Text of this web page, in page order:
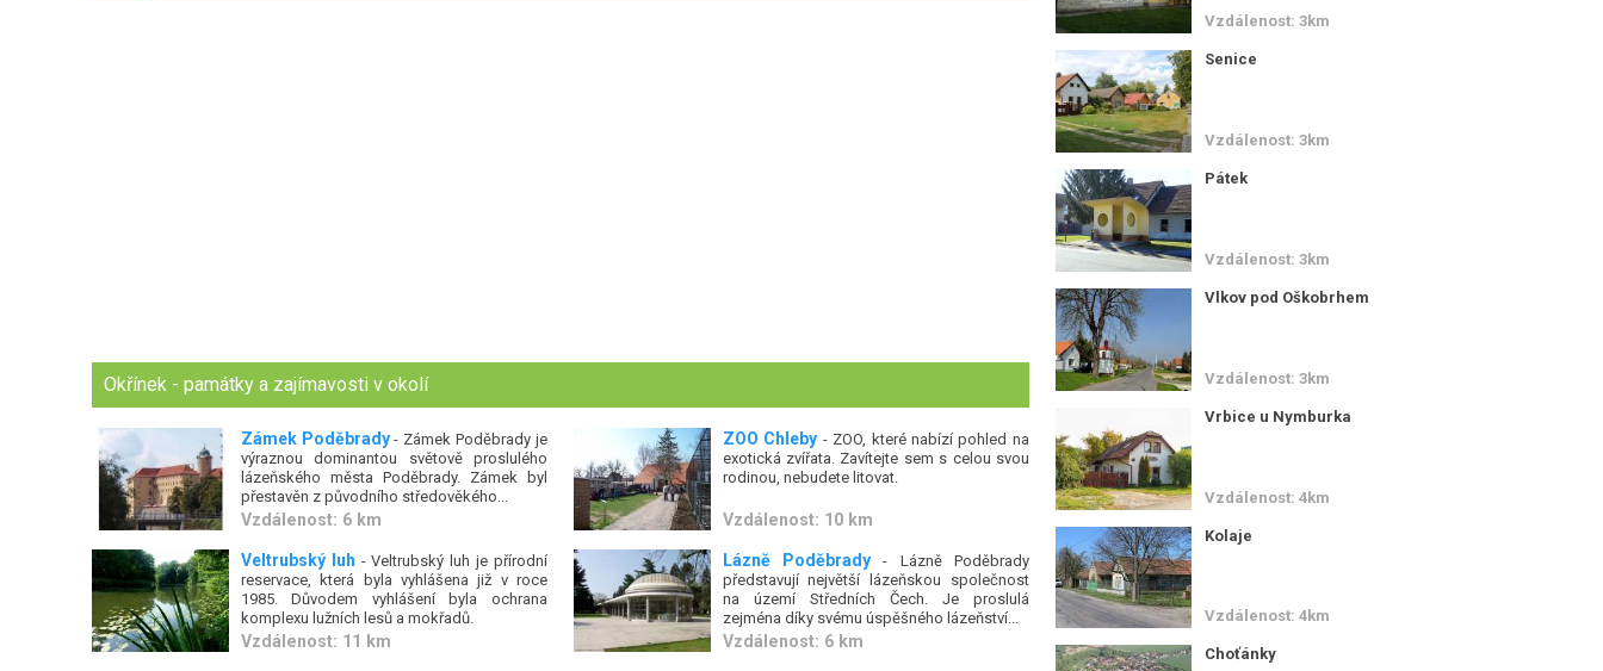
Okřínek - památky a zajímavosti v okolí
Zámek Poděbrady- Zámek Poděbrady je
výraznou dominantou světově proslulého
lázeňského města Poděbrady. Zámek byl
přestavěn z původního středověkého...
Vzdálenost: 6 km
ZOO Chleby - ZOO, které nabízí pohled na
exotická zvířata. Zavítejte sem s celou svou
rodinou, nebudete litovat.
Vzdálenost: 10 km
Veltrubský luh - Veltrubský luh je přírodní
reservace, která byla vyhlášena již v roce
1985. Důvodem vyhlášení byla ochrana
komplexu lužních lesů a mokřadů.
Vzdálenost: 11 km
Lázně Poděbrady- Lázně Poděbrady
představují největší lázeňskou společnost
na území Středních Čech. Je proslulá
zejména díky svému úspěšného lázeňství...
Vzdálenost: 6 km
Vzdálenost: 3km
Senice
Vzdálenost: 3km
Pátek
Vzdálenost: 3km
Vlkov pod Oškobrhem
Vzdálenost: 3km
Vrbice u Nymburka
Vzdálenost: 4km
Kolaje
Vzdálenost: 4km
Choťánky